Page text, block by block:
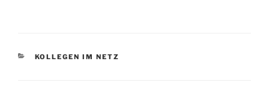
KATEGORIEN
KOLLEGEN IM NETZ